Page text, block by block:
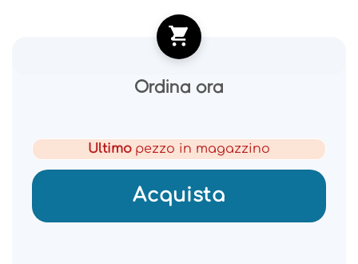
Ordina ora
Ultimo pezzo in magazzino
Acquista